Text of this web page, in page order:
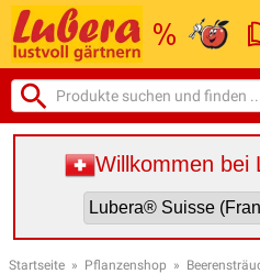
Willkommen bei
Startseite » Pflanzenshop »